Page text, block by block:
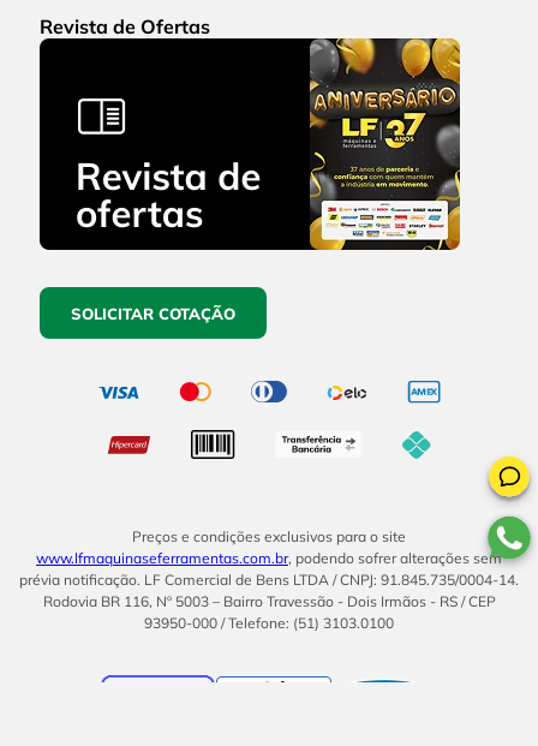
Revista de Ofertas
SOLICITAR COTAÇÃO
Preços e condições exclusivos para o site
www.lfmaquinaseferramentas.com.br, podendo sofrer alterações sem
prévia notificação. LF Comercial de Bens LTDA / CNPJ: 91.845.735/0004-14.
Rodovia BR 116, Nº 5003 – Bairro Travessão - Dois Irmãos - RS / CEP
93950-000 / Telefone: (51) 3103.0100